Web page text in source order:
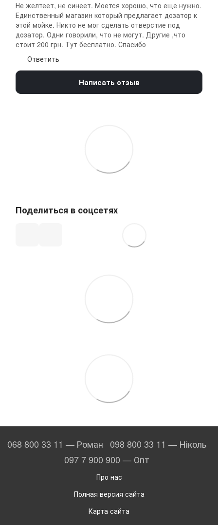
Не желтеет, не синеет. Моется хорошо, что еще нужно.
Единственный магазин который предлагает дозатор к
этой мойке. Никто не мог сделать отверстие под
дозатор. Одни говорили, что не могут. Другие ,что
стоит 200 грн. Тут бесплатно. Спасибо
Ответить
Написать отзыв
Поделиться в соцсетях
068 800 33 11 — Роман 098 800 33 11 — Ніколь
097 7 900 900 — Опт
Про нас
Полная версия сайта
Карта сайта